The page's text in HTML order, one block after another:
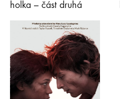
holka – část druhá